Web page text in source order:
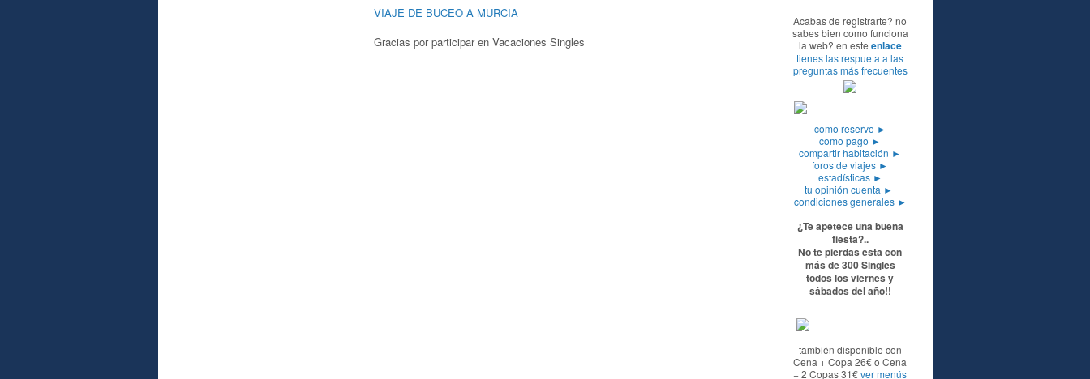
VIAJE DE BUCEO A MURCIA
Gracias por participar en Vacaciones Singles
Acabas de registrarte? no
sabes bien como funciona
la web? en este enlace
tienes las respueta a las
preguntas más frecuentes
como reservo ►
como pago ►
compartir habitación ►
foros de viajes ►
estadísticas ►
tu opinión cuenta ►
condiciones generales ►
¿Te apetece una buena
fiesta?..
No te pierdas esta con
más de 300 Singles
todos los viernes y
sábados del año!!
también disponible con
Cena + Copa 26€ o Cena
+ 2 Copas 31€ver menús